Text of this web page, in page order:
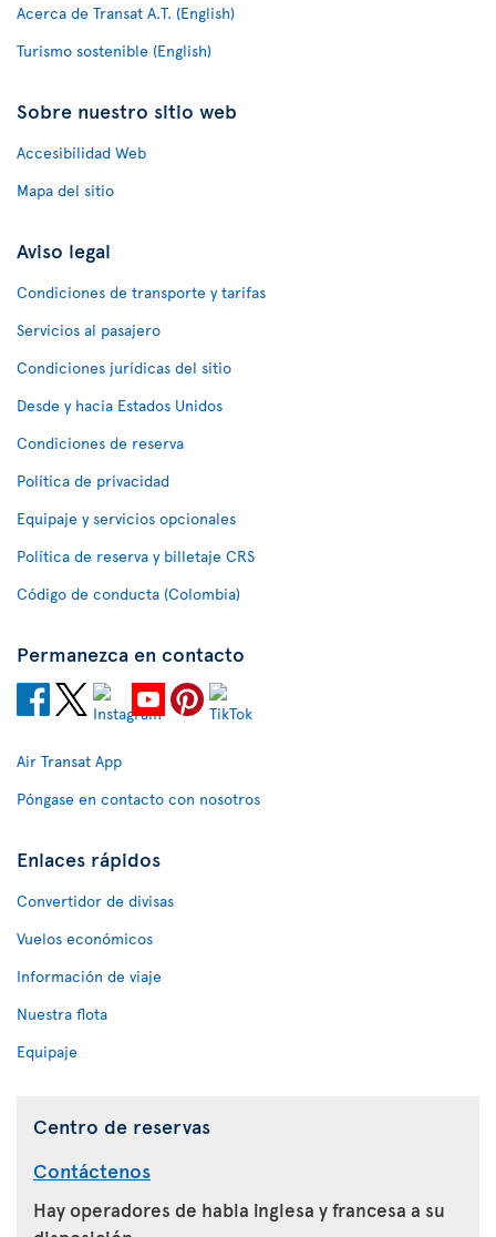
Acerca de Transat A.T. (English)
Turismo sostenible (English)
Sobre nuestro sitio web
Accesibilidad Web
Mapa del sitio
Aviso legal
Condiciones de transporte y tarifas
Servicios al pasajero
Condiciones jurídicas del sitio
Desde y hacia Estados Unidos
Condiciones de reserva
Política de privacidad
Equipaje y servicios opcionales
Política de reserva y billetaje CRS
Código de conducta (Colombia)
Permanezca en contacto
Air Transat App
Póngase en contacto con nosotros
Enlaces rápidos
Convertidor de divisas
Vuelos económicos
Información de viaje
Nuestra flota
Equipaje
Centro de reservas
Contáctenos
Hay operadores de habla inglesa y francesa a su